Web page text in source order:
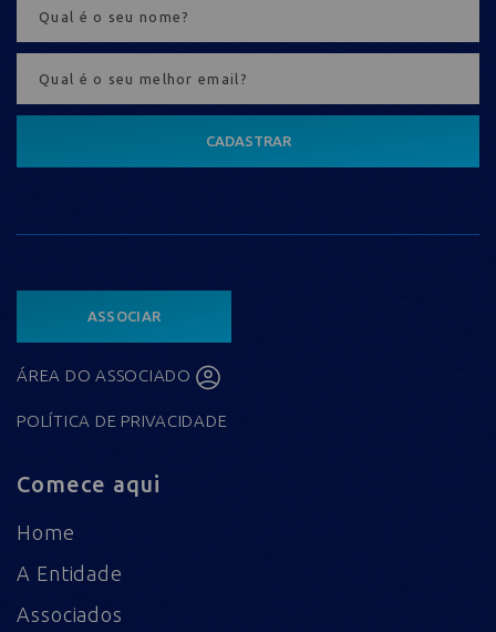
CADASTRAR
ASSOCIAR
ÁREA DO ASSOCIADO
POLÍTICA DE PRIVACIDADE
Comece aqui
Home
A Entidade
Associados